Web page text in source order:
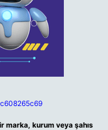
marka, kurum veya şahıs